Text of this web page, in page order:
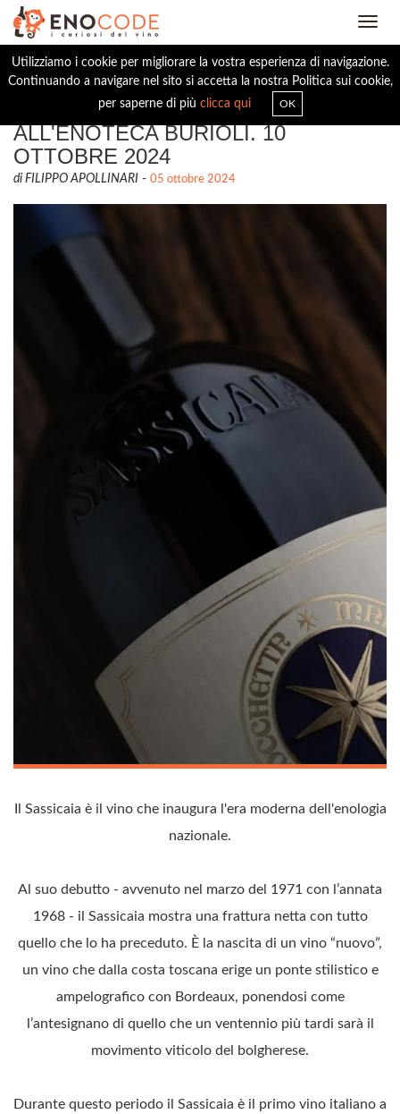
Utilizziamo i cookie per migliorare la vostra esperienza di navigazione.
Continuando a navigare nel sito si accetta la nostra Politica sui cookie,
per saperne di più clicca qui OK
SASSICAIA, VERTICALE STORICA
ALL'ENOTECA BURIOLI. 10
OTTOBRE 2024
di FILIPPO APOLLINARI - 05 ottobre 2024
Il Sassicaia è il vino che inaugura l'era moderna dell'enologia
nazionale.
Al suo debutto - avvenuto nel marzo del 1971 con l’annata
1968 - il Sassicaia mostra una frattura netta con tutto
quello che lo ha preceduto. È la nascita di un vino “nuovo”,
un vino che dalla costa toscana erige un ponte stilistico e
ampelografico con Bordeaux, ponendosi come
l’antesignano di quello che un ventennio più tardi sarà il
movimento viticolo del bolgherese.
Durante questo periodo il Sassicaia è il primo vino italiano a